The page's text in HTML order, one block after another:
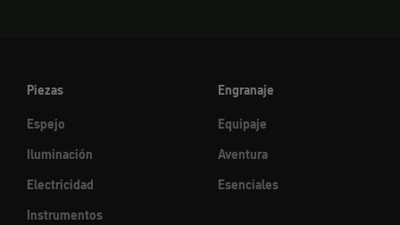
Piezas
Espejo
Iluminación
Electricidad
Instrumentos
Engranaje
Equipaje
Aventura
Esenciales